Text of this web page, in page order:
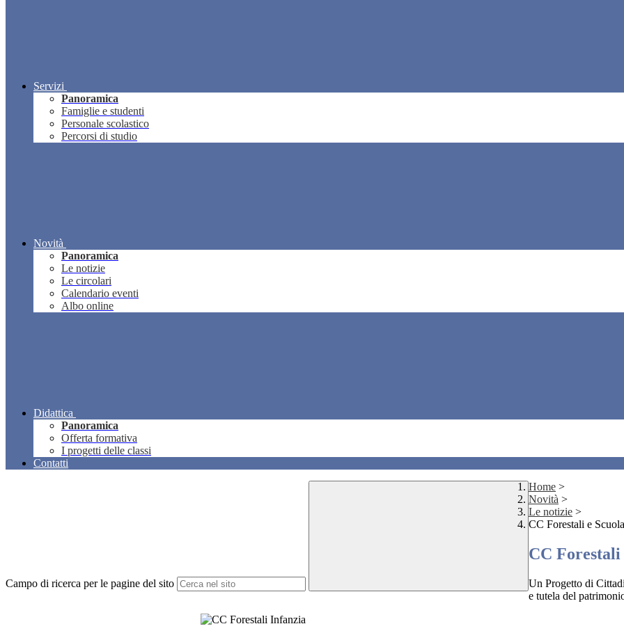
Servizi
Panoramica
Famiglie e studenti
Personale scolastico
Percorsi di studio
Novità
Panoramica
Le notizie
Le circolari
Calendario eventi
Albo online
Didattica
Panoramica
Offerta formativa
I progetti delle classi
Contatti
Campo di ricerca per le pagine del sito
Home >
Novità >
Le notizie >
CC Forestali e
CC
Un Progetto di
e tutela del